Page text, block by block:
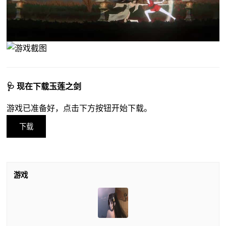
🩺 现在下载玉莲之剑
游戏已准备好，点击下方按钮开始下载。
下载
游戏